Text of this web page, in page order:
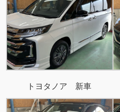
トヨタノア 新車